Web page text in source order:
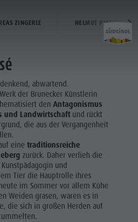
&
Bike Park
Wandern
Familie &
Kinder
ZINGERLE HELMUT PIZZININI
abwartend.
der Brunecker Künstlerin
denAntagonismus
und Landwirtschaft und rückt
die aus der Vergangenheit
einetraditionsreiche
zurück. Daher verlieh die
und
Tier die Hauptrolle ihres
im Sommer vor allem Kühe
Weiden grasen, waren es in
die sich in großen Herden auf